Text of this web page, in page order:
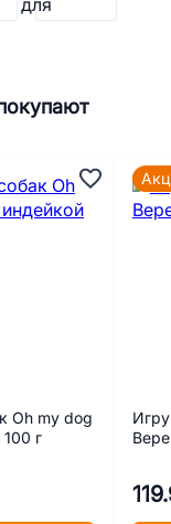
Oh my dog
г